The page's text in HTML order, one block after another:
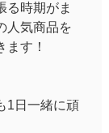
る時期がま
人気商品を
す！
1日一緒に頑